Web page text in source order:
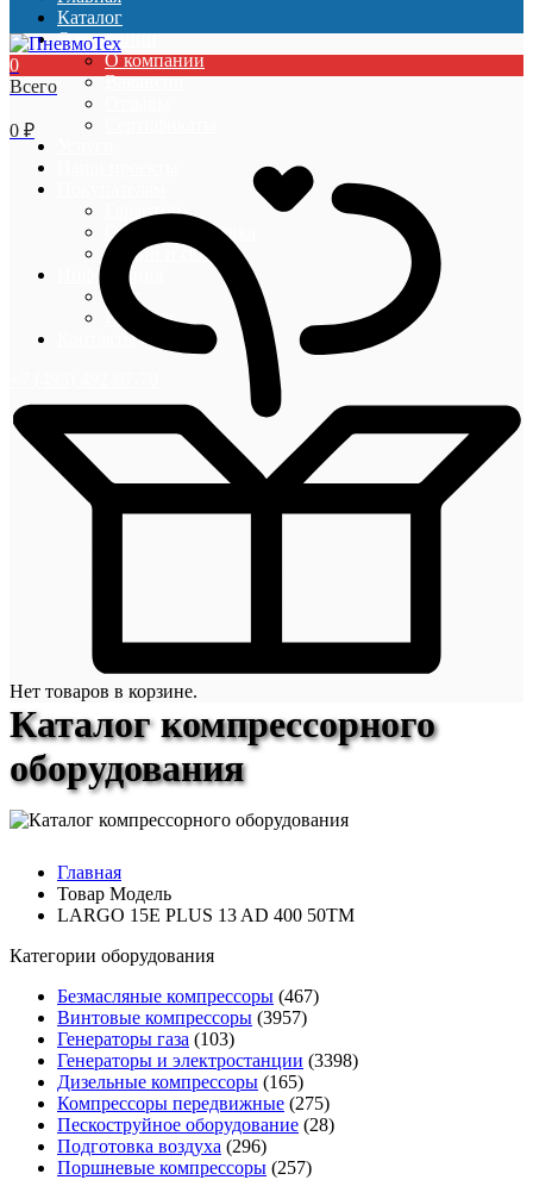
Каталог
О компании
О компании
Вакансии
Гарантии
Оплата и доставка
Акции и скидки
Информация
Блог
Новости
Контакты
0
Всего
0 ₽
Нет товаров в корзине.
Каталог компрессорного
оборудования
Главная
Товар Модель
LARGO 15E PLUS 13 AD 400 50TM
Категории оборудования
Безмасляные компрессоры (467)
Винтовые компрессоры (3957)
Генераторы газа (103)
Генераторы и электростанции (3398)
Дизельные компрессоры (165)
Компрессоры передвижные (275)
Пескоструйное оборудование (28)
Подготовка воздуха (296)
Поршневые компрессоры (257)